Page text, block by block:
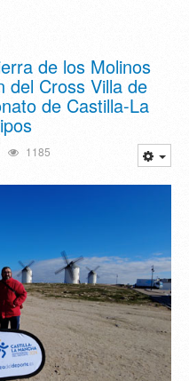
de los Molinos
del Cross Villa de
de Castilla-La
1185